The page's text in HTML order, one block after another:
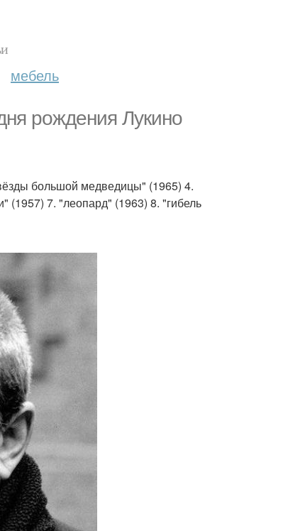
мебель
рождения Лукино
большой медведицы" (1965) 4.
(1957) 7. "леопард" (1963) 8. "гибель